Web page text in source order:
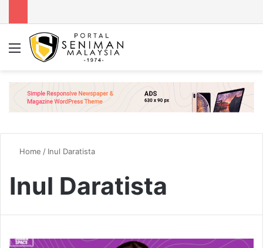
Menu
Home / Inul Daratista
Inul Daratista